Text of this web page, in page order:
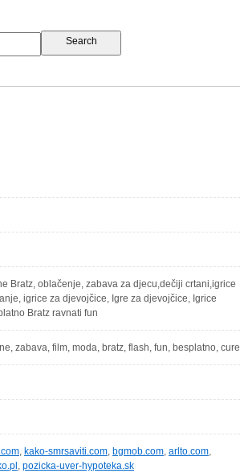
Bratz, oblačenje, zabava za djecu,dečiji crtani,igrice
igrice za djevojčice, Igre za djevojčice, Igrice
Bratz ravnati fun
zabava, film, moda, bratz, flash, fun, besplatno, cure
, kako-smrsaviti.com, bgmob.com, arlto.com,
, pozicka-uver-hypoteka.sk